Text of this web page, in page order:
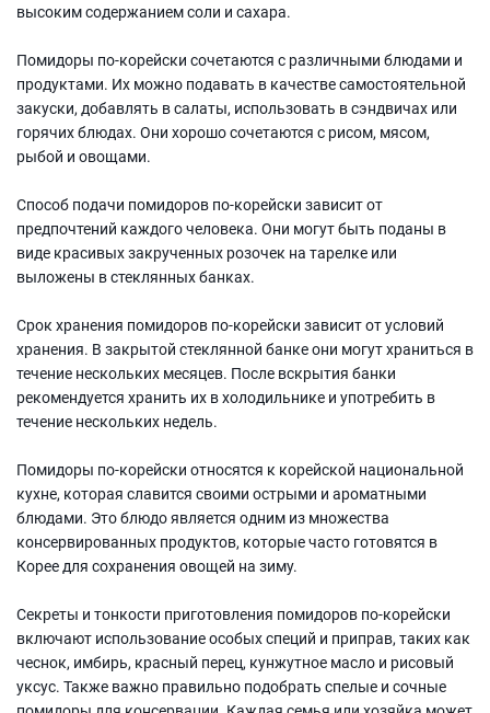
высоким содержанием соли и сахара.
Помидоры по-корейски сочетаются с различными блюдами и
продуктами. Их можно подавать в качестве самостоятельной
закуски, добавлять в салаты, использовать в сэндвичах или
горячих блюдах. Они хорошо сочетаются с рисом, мясом,
рыбой и овощами.
Способ подачи помидоров по-корейски зависит от
предпочтений каждого человека. Они могут быть поданы в
виде красивых закрученных розочек на тарелке или
выложены в стеклянных банках.
Срок хранения помидоров по-корейски зависит от условий
хранения. В закрытой стеклянной банке они могут храниться в
течение нескольких месяцев. После вскрытия банки
рекомендуется хранить их в холодильнике и употребить в
течение нескольких недель.
Помидоры по-корейски относятся к корейской национальной
кухне, которая славится своими острыми и ароматными
блюдами. Это блюдо является одним из множества
консервированных продуктов, которые часто готовятся в
Корее для сохранения овощей на зиму.
Секреты и тонкости приготовления помидоров по-корейски
включают использование особых специй и приправ, таких как
чеснок, имбирь, красный перец, кунжутное масло и рисовый
уксус. Также важно правильно подобрать спелые и сочные